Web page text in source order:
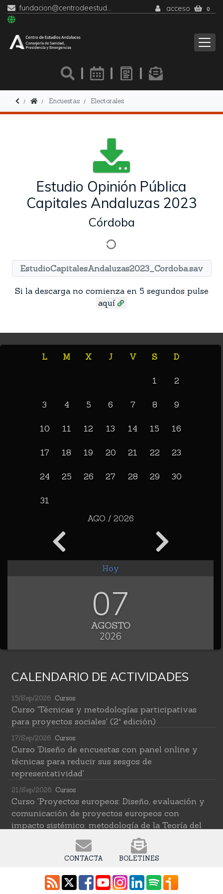
fundacion@centrodeestudiosandaluces.es acceso 0
Encuestas Electorales
Estudio Opinión Pública
Capitales Andaluzas 2023
Córdoba
EstudioCapitalesAndaluzas2023_Cordoba.sav
Si la descarga no comienza en 5 segundos pulse
aquí
L M X J V S D
1 2
3 4 5 6 7 8 9
10 11 12 13 14 15 16
17 18 19 20 21 22 23
24 25 26 27 28 29 30
31
AGO / 2026
Hoy
07
AGOSTO
2026
CALENDARIO DE ACTIVIDADES
15/Sep/2026 Cursos
Curso 'Técnicas y metodologías participativas
para proyectos sociales' (2ª edición)
17/Sep/2026 Cursos
Curso 'Diseño de encuestas con panel online y
técnicas para reducir sus sesgos de
representatividad'
21/Sep/2026 Cursos
Curso 'Proyectos europeos: Diseño, evaluación y
comunicación de proyectos europeos con
impacto sistémico: metodología de la Teoría del
Cambio transformativa'
Cursos
ciencias sociales' (2ª edición)
CONTACTA BOLETINES